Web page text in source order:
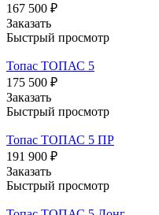
167 500 ₽
Заказать
Быстрый просмотр
Топас ТОПАС 5
175 500 ₽
Заказать
Быстрый просмотр
Топас ТОПАС 5 ПР
191 900 ₽
Заказать
Быстрый просмотр